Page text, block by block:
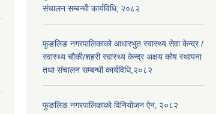
संचालन सम्बन्धी कार्यविधि‚ २०८२
फुङलिङ नगरपालिकाको आधारभुत स्वास्थ्य सेवा केन्द्र /
स्वास्थ्य चौकी/शहरी स्वास्थ्य केन्द्र अक्षय कोष स्थापना
तथा संचालन सम्बन्धी कार्यविधि,२०८२
फुङलिङ नगरपालिकाको विनियोजन ऐन‚ २०८२